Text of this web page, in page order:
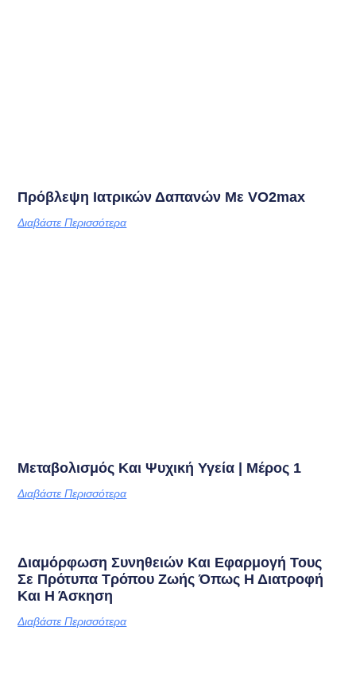
Πρόβλεψη Ιατρικών Δαπανών Με VO2max
Διαβάστε Περισσότερα
Μεταβολισμός Και Ψυχική Υγεία | Μέρος 1
Διαβάστε Περισσότερα
Διαμόρφωση Συνηθειών Και Εφαρμογή Τους
Σε Πρότυπα Τρόπου Ζωής Όπως Η Διατροφή
Και Η Άσκηση
Διαβάστε Περισσότερα